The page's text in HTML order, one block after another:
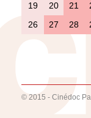
19
20 21
26
27 28
© 2015 - Cinédoc